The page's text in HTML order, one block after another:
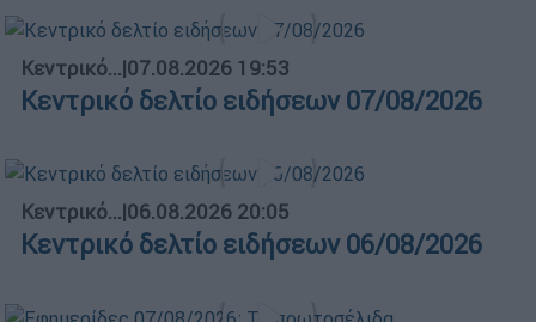
Κεντρικό...|07.08.2026 19:53
Κεντρικό δελτίο ειδήσεων 07/08/2026
Κεντρικό...|06.08.2026 20:05
Κεντρικό δελτίο ειδήσεων 06/08/2026